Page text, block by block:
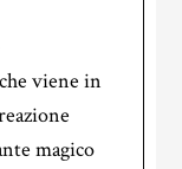
viene in
magico